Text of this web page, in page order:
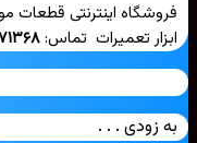
اینترنتی قطعات
تعمیرات تماس:
زودی . . .